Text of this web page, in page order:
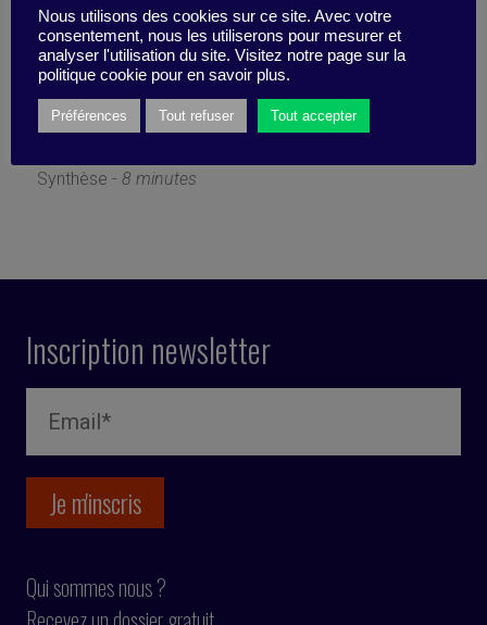
Préparez-vous à créer un
avenir meilleur
Synthèse - 8 minutes
Inscription newsletter
Qui sommes nous ?
Nous utilisons des cookies sur ce site. Avec votre
consentement, nous les utiliserons pour mesurer et
analyser l'utilisation du site. Visitez notre page sur la
politique cookie pour en savoir plus.
Préférences Tout refuser Tout accepter